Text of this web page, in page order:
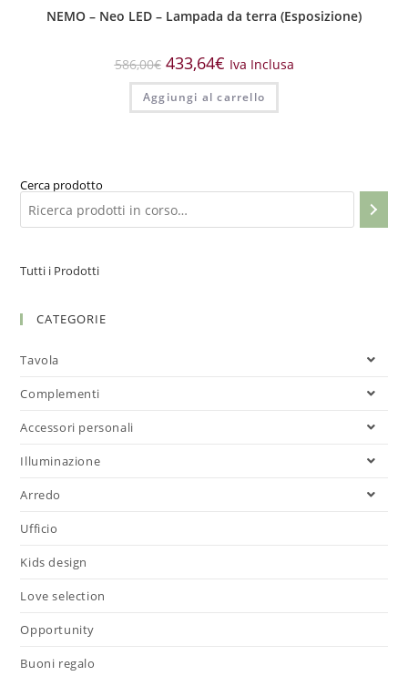
NEMO – Neo LED – Lampada da terra (Esposizione)
586,00€ 433,64€ Iva Inclusa
Aggiungi al carrello
Cerca prodotto
Tutti i Prodotti
CATEGORIE
Tavola
Complementi
Accessori personali
Illuminazione
Arredo
Ufficio
Kids design
Love selection
Opportunity
Buoni regalo